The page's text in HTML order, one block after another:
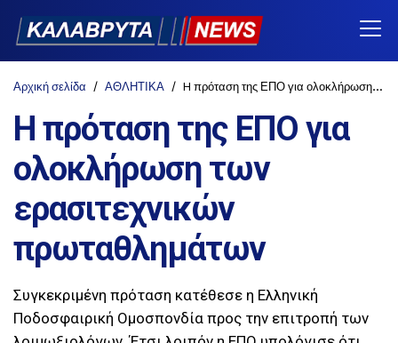
Αρχική σελίδα ΑΘΛΗΤΙΚΑ H πρόταση της ΕΠΟ για ολοκλήρωση των ερασιτεχνικών πρωταθλημάτων
H πρόταση της ΕΠΟ για
ολοκλήρωση των
ερασιτεχνικών
πρωταθλημάτων
Συγκεκριμένη πρόταση κατέθεσε η Ελληνική
Ποδοσφαιρική Ομοσπονδία προς την επιτροπή των